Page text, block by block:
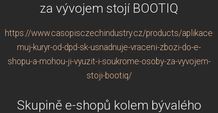
za vývojem stojí BOOTIQ
https://www.casopisczechindustry.cz/products/aplikace-
muj-kuryr-od-dpd-sk-usnadnuje-vraceni-zbozi-do-e-
shopu-a-mohou-ji-vyuzit-i-soukrome-osoby-za-vyvojem-
stoji-bootiq/
Skupině e-shopů kolem bývalého